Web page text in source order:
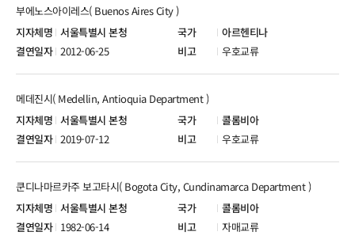
서울특별시 본청 아르헨티나
부에노스아이레스( Buenos Aires City )
2012-06-25 우호교류
서울특별시 본청 콜롬비아
메데진시( Medellin, Antioquia Department )
2019-07-12 우호교류
서울특별시 본청 콜롬비아
쿤디나마르카주 보고타시( Bogota City, Cundinamarca Department )
1982-06-14 자매교류